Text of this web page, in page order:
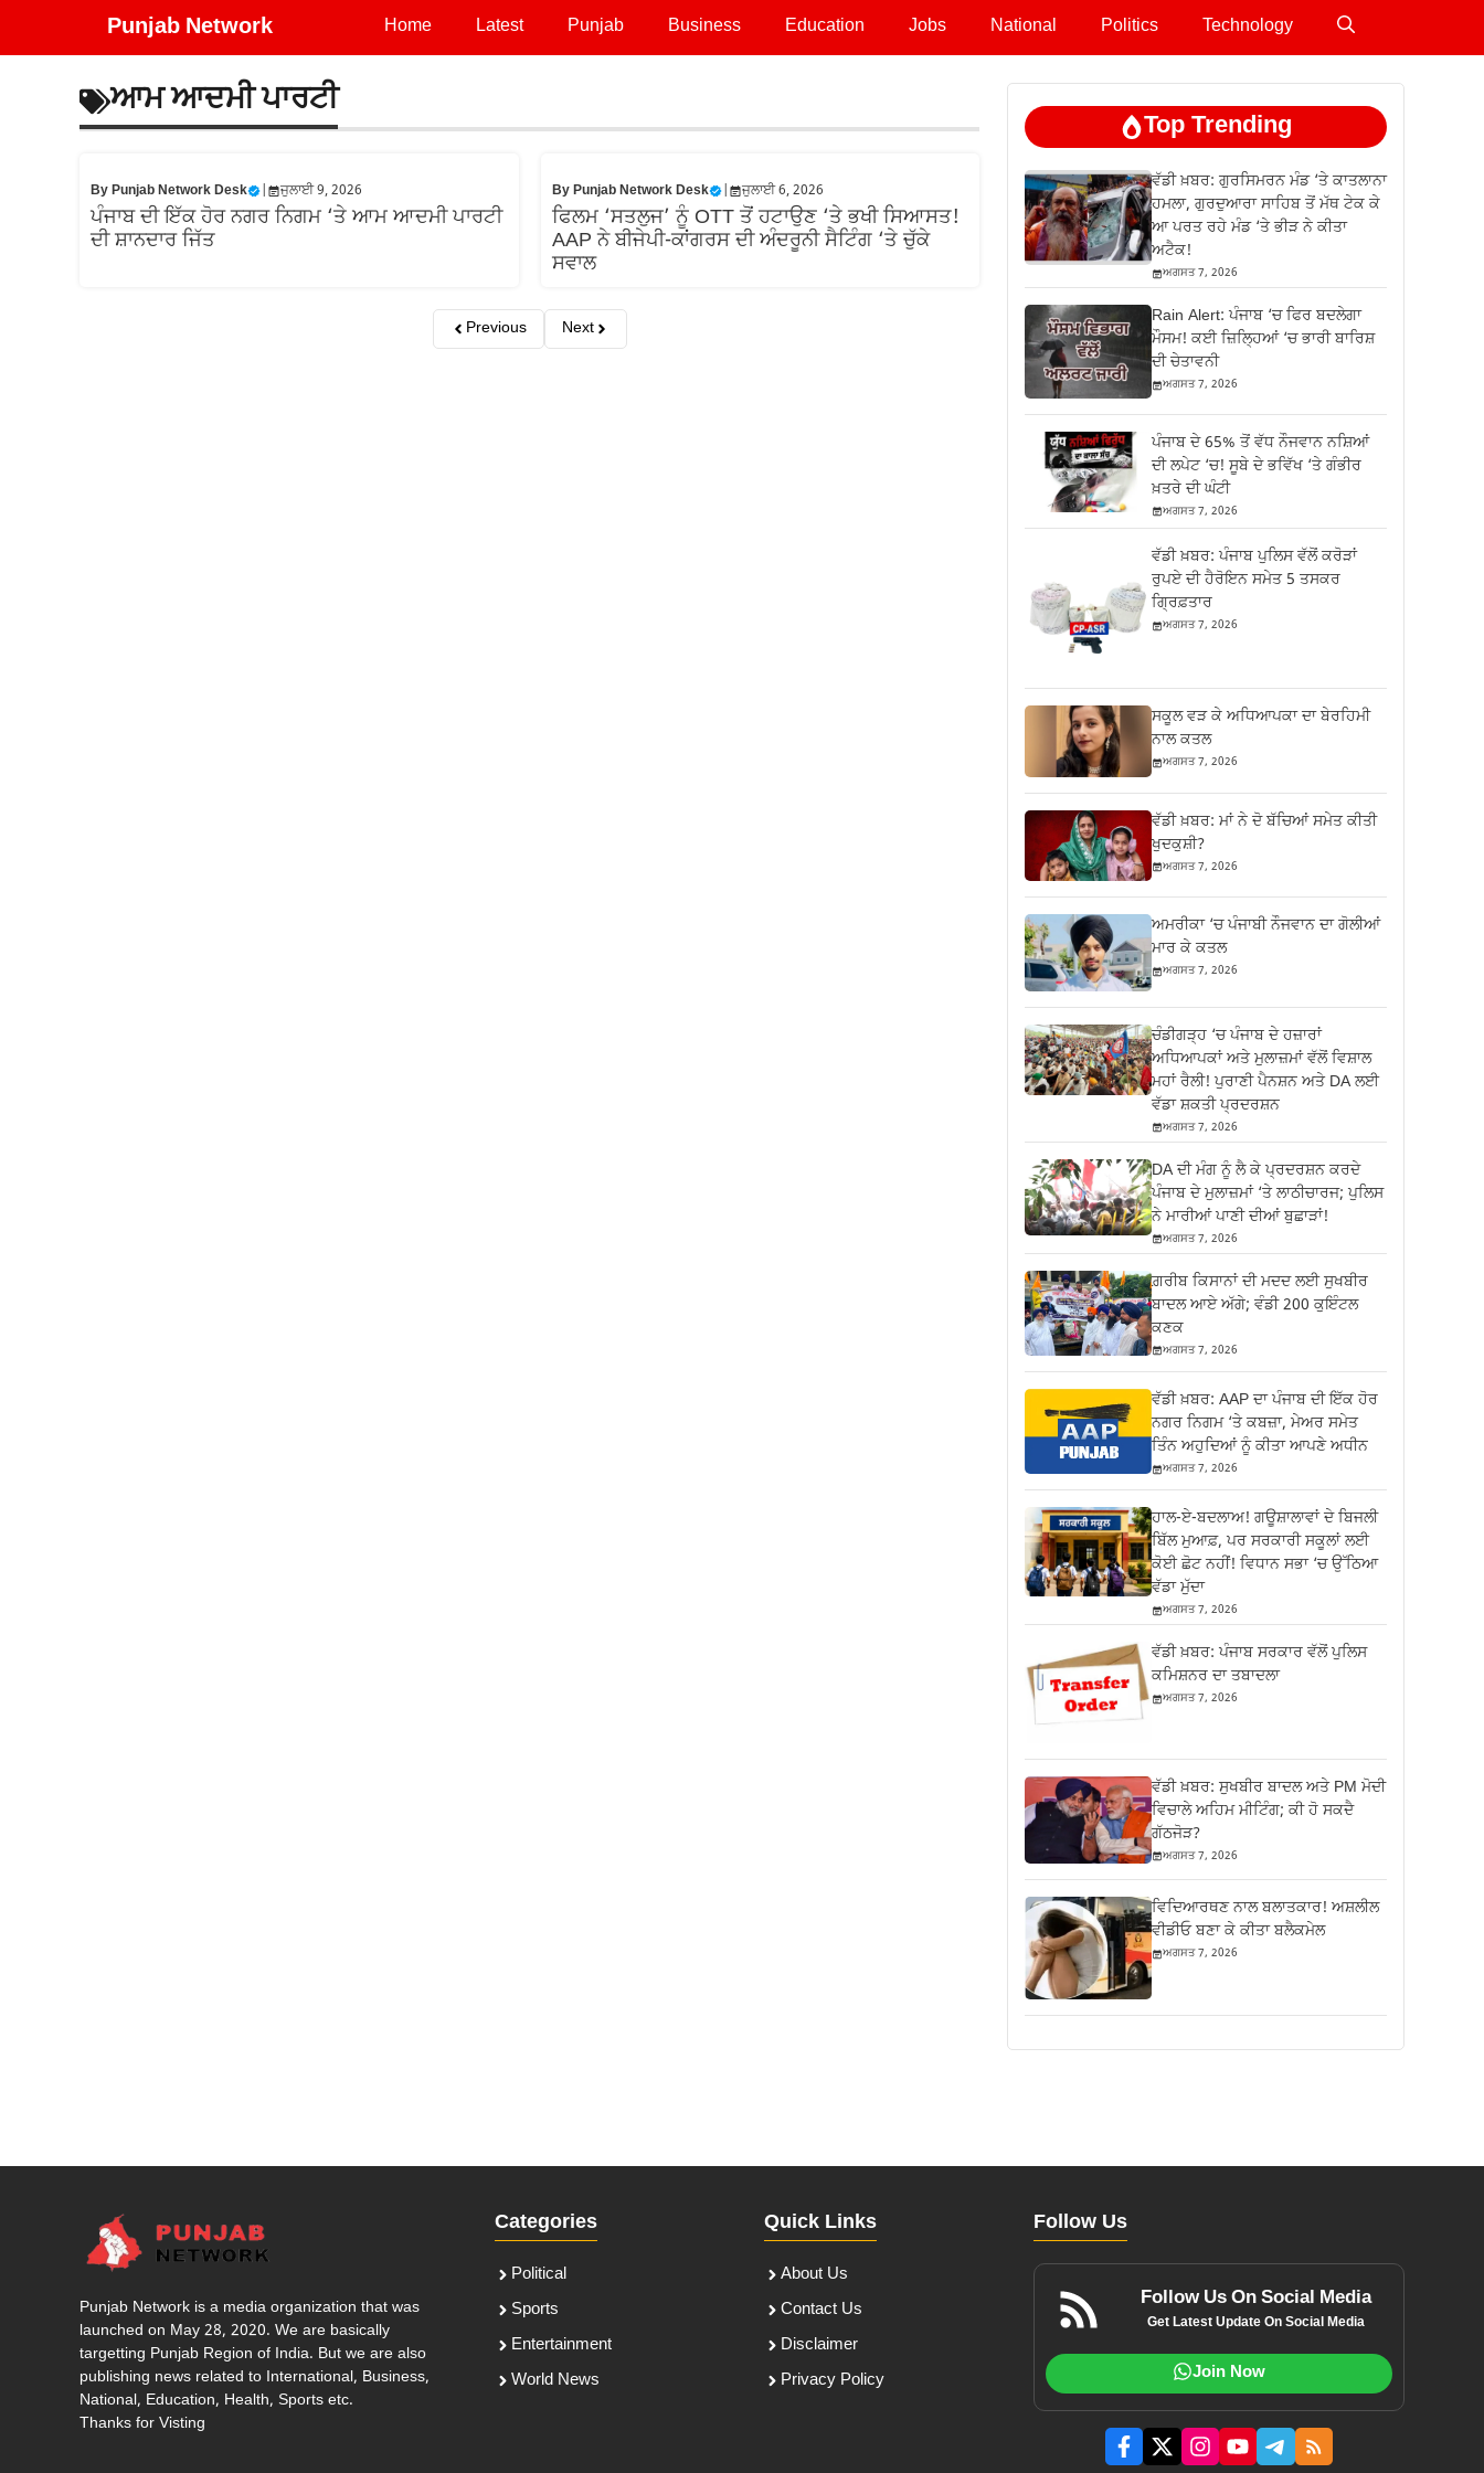
Punjab Network Home Latest Punjab Business Education Jobs National Politics Technology
ਆਮ ਆਦਮੀ ਪਾਰਟੀ
ByPunjab Network Desk ਜੁਲਾਈ 9, 2026
ਪੰਜਾਬ ਦੀ ਇੱਕ ਹੋਰ ਨਗਰ ਨਿਗਮ ‘ਤੇ ਆਮ ਆਦਮੀ ਪਾਰਟੀ
ਦੀ ਸ਼ਾਨਦਾਰ ਜਿੱਤ
ByPunjab Network Desk | ਜੁਲਾਈ 6, 2026
ਫਿਲਮ ‘ਸਤਲੁਜ’ ਨੂੰ OTT ਤੋਂ ਹਟਾਉਣ ‘ਤੇ ਭਖੀ ਸਿਆਸਤ!
AAP ਨੇ ਬੀਜੇਪੀ-ਕਾਂਗਰਸ ਦੀ ਅੰਦਰੂਨੀ ਸੈਟਿੰਗ ‘ਤੇ ਚੁੱਕੇ
ਸਵਾਲ
Previous Next
Top Trending
ਵੱਡੀ ਖ਼ਬਰ: ਗੁਰਸਿਮਰਨ ਮੰਡ ‘ਤੇ ਕਾਤਲਾਨਾ
ਹਮਲਾ, ਗੁਰਦੁਆਰਾ ਸਾਹਿਬ ਤੋਂ ਮੱਥ ਟੇਕ ਕੇ
ਆ ਪਰਤ ਰਹੇ ਮੰਡ ‘ਤੇ ਭੀੜ ਨੇ ਕੀਤਾ
ਅਟੈਕ!
ਅਗਸਤ 7, 2026
Rain Alert: ਪੰਜਾਬ ‘ਚ ਫਿਰ ਬਦਲੇਗਾ
ਮੌਸਮ! ਕਈ ਜ਼ਿਲ੍ਹਿਆਂ ‘ਚ ਭਾਰੀ ਬਾਰਿਸ਼
ਦੀ ਚੇਤਾਵਨੀ
ਅਗਸਤ 7, 2026
ਪੰਜਾਬ ਦੇ 65% ਤੋਂ ਵੱਧ ਨੌਜਵਾਨ ਨਸ਼ਿਆਂ
ਦੀ ਲਪੇਟ ‘ਚ! ਸੂਬੇ ਦੇ ਭਵਿੱਖ ‘ਤੇ ਗੰਭੀਰ
ਖ਼ਤਰੇ ਦੀ ਘੰਟੀ
ਅਗਸਤ 7, 2026
ਵੱਡੀ ਖ਼ਬਰ: ਪੰਜਾਬ ਪੁਲਿਸ ਵੱਲੋਂ ਕਰੋੜਾਂ
ਰੁਪਏ ਦੀ ਹੈਰੋਇਨ ਸਮੇਤ 5 ਤਸਕਰ
ਗ੍ਰਿਫ਼ਤਾਰ
ਅਗਸਤ 7, 2026
ਸਕੂਲ ਵੜ ਕੇ ਅਧਿਆਪਕਾ ਦਾ ਬੇਰਹਿਮੀ
ਨਾਲ ਕਤਲ
ਅਗਸਤ 7, 2026
ਵੱਡੀ ਖ਼ਬਰ: ਮਾਂ ਨੇ ਦੋ ਬੱਚਿਆਂ ਸਮੇਤ ਕੀਤੀ
ਖੁਦਕੁਸ਼ੀ?
ਅਗਸਤ 7, 2026
ਅਮਰੀਕਾ ‘ਚ ਪੰਜਾਬੀ ਨੌਜਵਾਨ ਦਾ ਗੋਲੀਆਂ
ਮਾਰ ਕੇ ਕਤਲ
ਅਗਸਤ 7, 2026
ਚੰਡੀਗੜ੍ਹ ‘ਚ ਪੰਜਾਬ ਦੇ ਹਜ਼ਾਰਾਂ
ਅਧਿਆਪਕਾਂ ਅਤੇ ਮੁਲਾਜ਼ਮਾਂ ਵੱਲੋਂ ਵਿਸ਼ਾਲ
ਮਹਾਂ ਰੈਲੀ! ਪੁਰਾਣੀ ਪੈਨਸ਼ਨ ਅਤੇ DA ਲਈ
ਵੱਡਾ ਸ਼ਕਤੀ ਪ੍ਰਦਰਸ਼ਨ
ਅਗਸਤ 7, 2026
DA ਦੀ ਮੰਗ ਨੂੰ ਲੈ ਕੇ ਪ੍ਰਦਰਸ਼ਨ ਕਰਦੇ
ਪੰਜਾਬ ਦੇ ਮੁਲਾਜ਼ਮਾਂ ‘ਤੇ ਲਾਠੀਚਾਰਜ; ਪੁਲਿਸ
ਨੇ ਮਾਰੀਆਂ ਪਾਣੀ ਦੀਆਂ ਬੁਛਾੜਾਂ!
ਅਗਸਤ 7, 2026
ਗ਼ਰੀਬ ਕਿਸਾਨਾਂ ਦੀ ਮਦਦ ਲਈ ਸੁਖਬੀਰ
ਬਾਦਲ ਆਏ ਅੱਗੇ; ਵੰਡੀ 200 ਕੁਇੰਟਲ
ਕਣਕ
ਅਗਸਤ 7, 2026
ਵੱਡੀ ਖ਼ਬਰ: AAP ਦਾ ਪੰਜਾਬ ਦੀ ਇੱਕ ਹੋਰ
ਨਗਰ ਨਿਗਮ ‘ਤੇ ਕਬਜ਼ਾ, ਮੇਅਰ ਸਮੇਤ
ਤਿੰਨ ਅਹੁਦਿਆਂ ਨੂੰ ਕੀਤਾ ਆਪਣੇ ਅਧੀਨ
ਅਗਸਤ 7, 2026
ਹਾਲ-ਏ-ਬਦਲਾਅ! ਗਊਸ਼ਾਲਾਵਾਂ ਦੇ ਬਿਜਲੀ
ਬਿੱਲ ਮੁਆਫ਼, ਪਰ ਸਰਕਾਰੀ ਸਕੂਲਾਂ ਲਈ
ਕੋਈ ਛੋਟ ਨਹੀਂ! ਵਿਧਾਨ ਸਭਾ ‘ਚ ਉੱਠਿਆ
ਵੱਡਾ ਮੁੱਦਾ
ਅਗਸਤ 7, 2026
ਵੱਡੀ ਖ਼ਬਰ: ਪੰਜਾਬ ਸਰਕਾਰ ਵੱਲੋਂ ਪੁਲਿਸ
ਕਮਿਸ਼ਨਰ ਦਾ ਤਬਾਦਲਾ
ਅਗਸਤ 7, 2026
ਵੱਡੀ ਖ਼ਬਰ: ਸੁਖਬੀਰ ਬਾਦਲ ਅਤੇ PM ਮੋਦੀ
ਵਿਚਾਲੇ ਅਹਿਮ ਮੀਟਿੰਗ; ਕੀ ਹੋ ਸਕਦੈ
ਗੱਠਜੋੜ?
ਅਗਸਤ 7, 2026
ਵਿਦਿਆਰਥਣ ਨਾਲ ਬਲਾਤਕਾਰ! ਅਸ਼ਲੀਲ
ਵੀਡੀਓ ਬਣਾ ਕੇ ਕੀਤਾ ਬਲੈਕਮੇਲ
ਅਗਸਤ 7, 2026
Punjab Network is a media organization that was
launched on May 28, 2020. We are basically
targetting Punjab Region of India. But we are also
publishing news related to International, Business,
National, Education, Health, Sports etc.
Thanks for Visting
Categories
Political
Sports
Entertainment
World News
Quick Links
About Us
Contact Us
Disclaimer
Privacy Policy
Follow Us
Follow Us On Social Media
Get Latest Update On Social Media
Join Now